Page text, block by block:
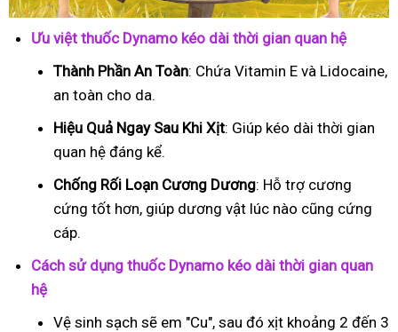
Ưu việt thuốc Dynamo kéo dài thời gian quan hệ
Thành Phần An Toàn: Chứa Vitamin E và Lidocaine,
an toàn cho da.
Hiệu Quả Ngay Sau Khi Xịt: Giúp kéo dài thời gian
quan hệ đáng kể.
Chống Rối Loạn Cương Dương: Hỗ trợ cương
cứng tốt hơn, giúp dương vật lúc nào cũng cứng
cáp.
Cách sử dụng thuốc Dynamo kéo dài thời gian quan
hệ
Vệ sinh sạch sẽ em "Cu", sau đó xịt khoảng 2 đến 3